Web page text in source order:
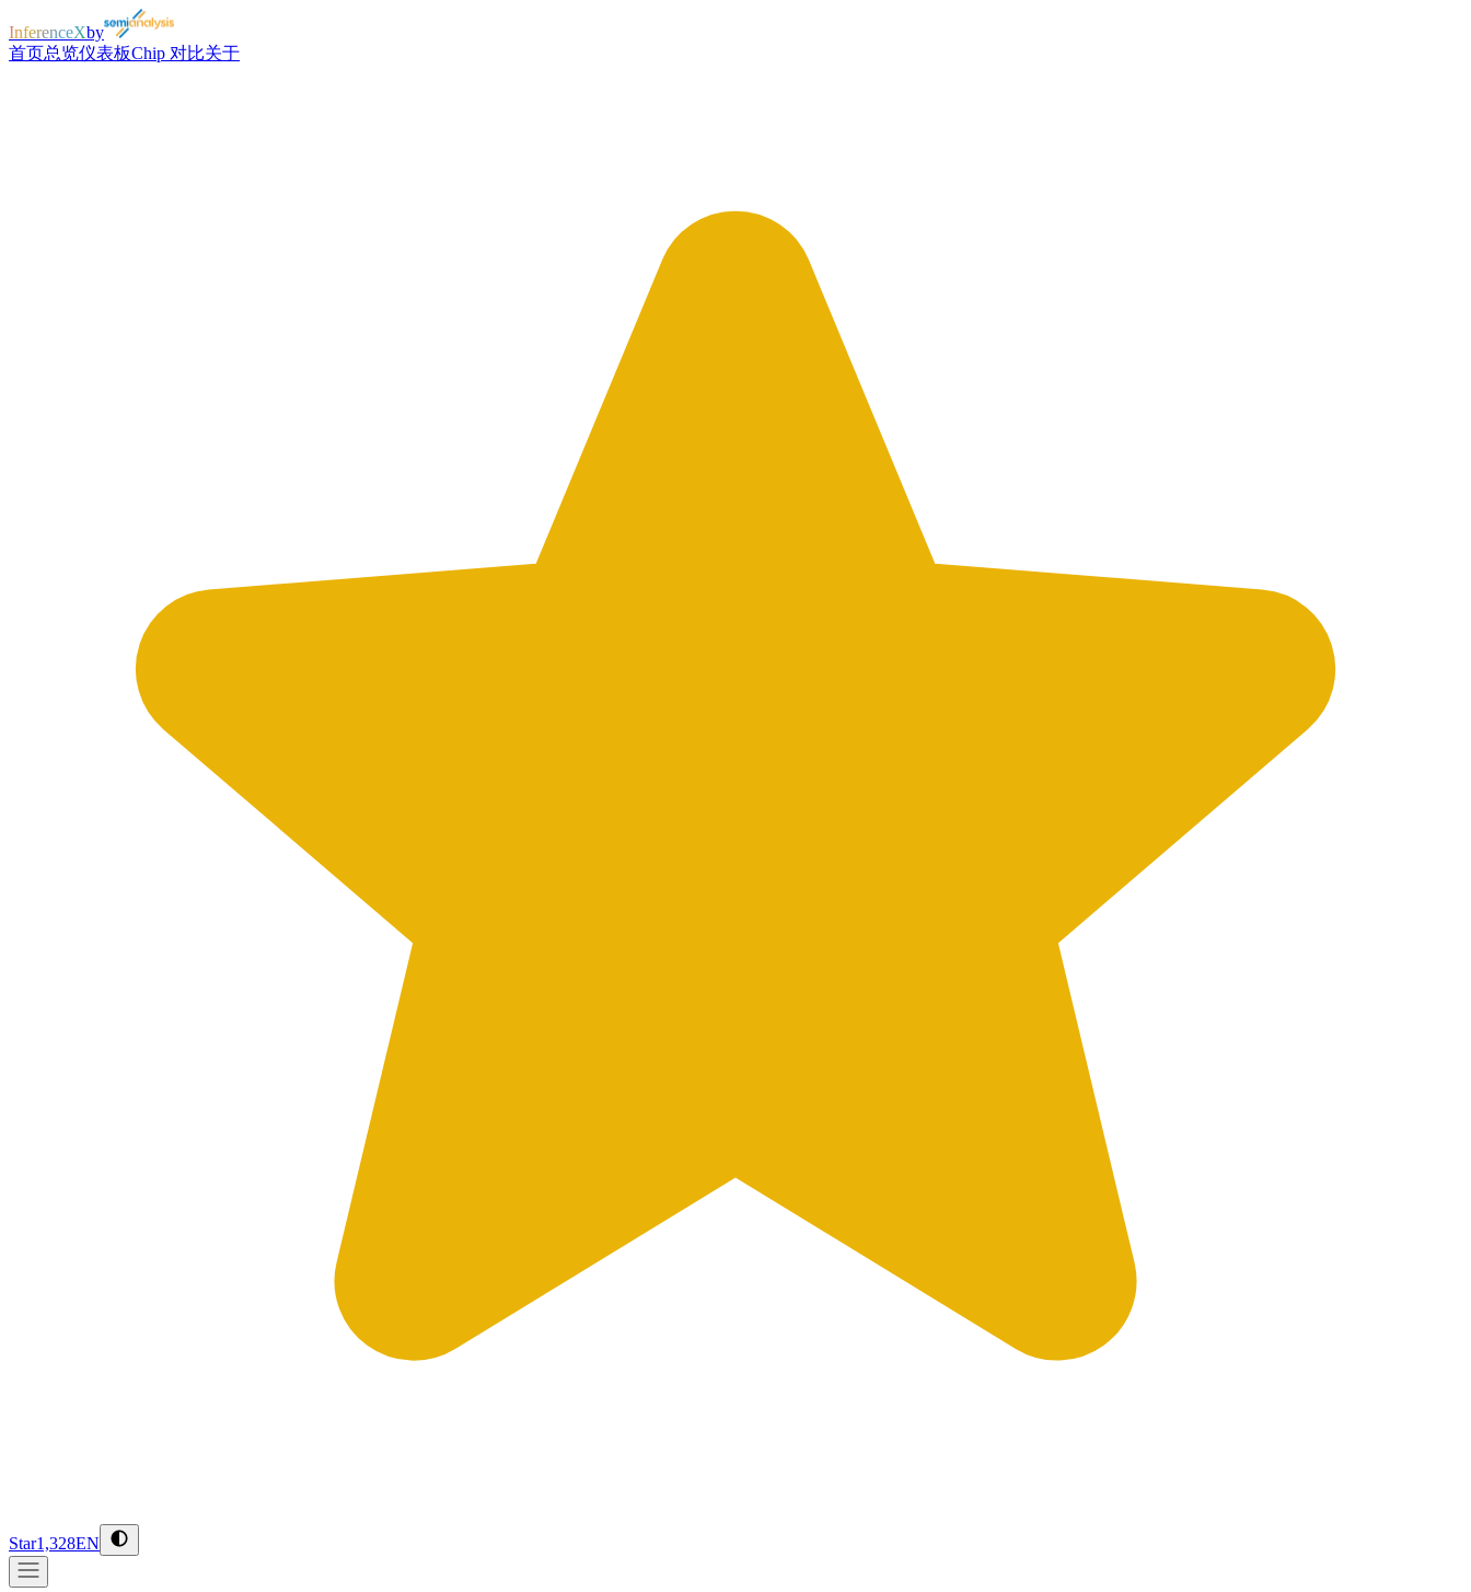
InferenceXby
首页总览仪表板Chip 对比关于
Star1,328EN